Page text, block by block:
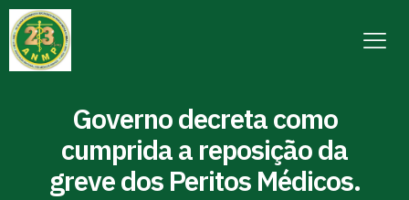
Governo decreta como
cumprida a reposição da
greve dos Peritos Médicos.